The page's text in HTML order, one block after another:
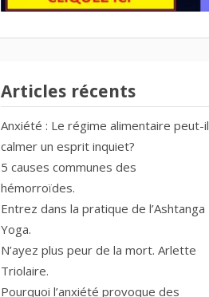
Articles récents
Anxiété : Le régime alimentaire peut-il
calmer un esprit inquiet?
5 causes communes des
hémorroïdes.
Entrez dans la pratique de l’Ashtanga
Yoga.
N’ayez plus peur de la mort. Arlette
Triolaire.
Pourquoi l’anxiété provoque des